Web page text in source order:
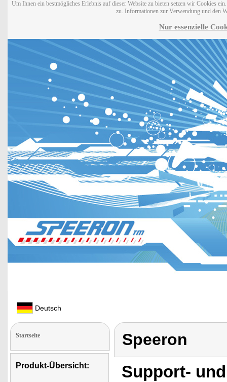
Um Ihnen ein bestmögliches Erlebnis auf dieser Website zu bieten setzen wir Cookies
zu. Informationen zur Verwendung und den
Nur essenzielle
Deutsch
Startseite
Produkt-Übersicht:
Speeron
Support-